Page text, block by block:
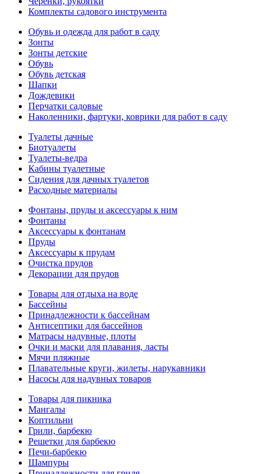
Комплекты садового инструмента
Обувь и одежда для работ в саду
Зонты
Зонты детские
Обувь
Обувь детская
Шапки
Дождевики
Перчатки садовые
Наколенники, фартуки, коврики для работ в саду
Туалеты дачные
Биотуалеты
Туалеты-ведра
Кабины туалетные
Сидения для дачных туалетов
Расходные материалы
Фонтаны, пруды и аксессуары к ним
Фонтаны
Аксессуары к фонтанам
Пруды
Аксессуары к прудам
Очистка прудов
Декорации для прудов
Товары для отдыха на воде
Бассейны
Принадлежности к бассейнам
Антисептики для бассейнов
Матраcы надувные, плоты
Очки и маски для плавания, ласты
Мячи пляжные
Плавательные круги, жилеты, нарукавники
Насосы для надувных товаров
Товары для пикника
Мангалы
Коптильни
Грили, барбекю
Решетки для барбекю
Печи-барбекю
Шампуры